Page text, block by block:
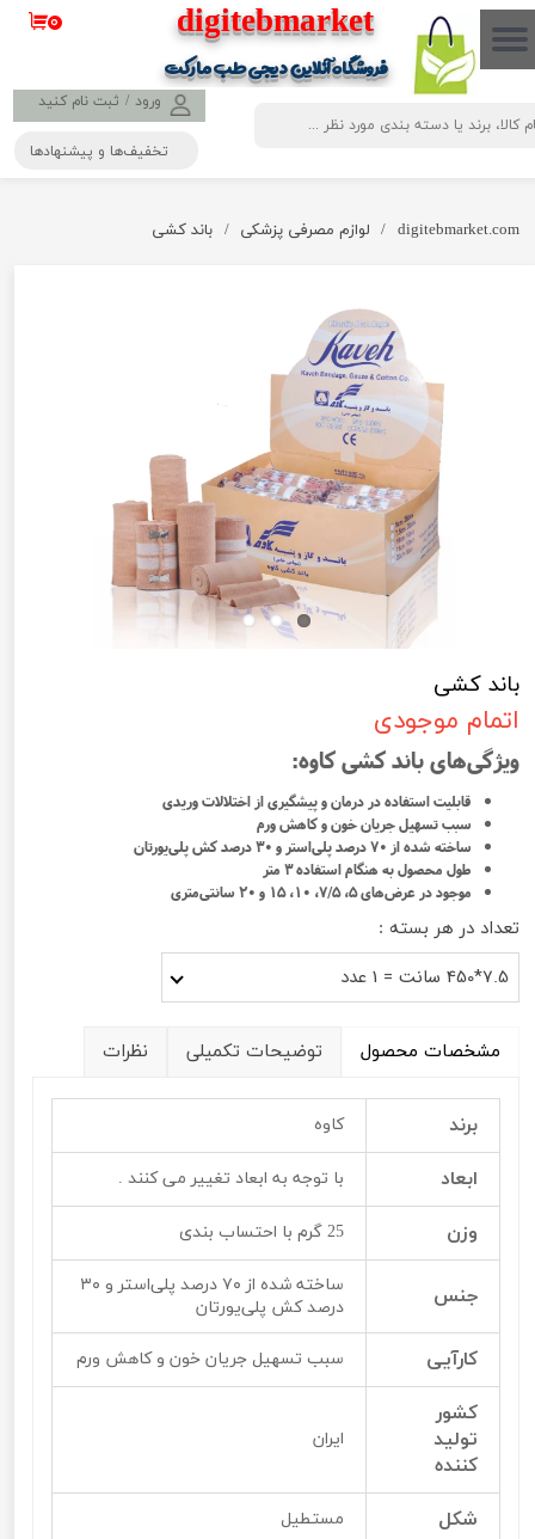
​​​​​​​​digitebmarket
فروشگاه آنلاین دیجی طب مارکت
ورود / ثبت نام کنید
حساب کاربری من
تغییر گذر واژه
۰
تخفیف‌ها و پیشنهادها
digitebmarket.com لوازم مصرفی پزشکی باند کشی
باند کشی
اتمام موجودی
ویژگی‌های باند کشی کاوه:
قابلیت استفاده در درمان و پیشگیری از اختلالات وریدی
سبب تسهیل جریان خون و کاهش ورم‌
ساخته شده از ۷۰ درصد پلی‌استر و ۳۰ درصد کش‌ پلی‌یورتان
طول محصول به هنگام استفاده ۳ متر
موجود در عرض‌های ۵، ۷/۵، ۱۰، ۱۵ و ۲۰ سانتی‌متری
تعداد در هر بسته :
7.5*450 سانت = 1 عدد
مشخصات محصول توضیحات تکمیلی نظرات
برند کاوه
ابعاد با توجه به ابعاد تغییر می کنند .
وزن 25 گرم با احتساب بندی
جنس
ساخته شده از ۷۰ درصد پلی‌استر و ۳۰
درصد کش‌ پلی‌یورتان
کارآیی سبب تسهیل جریان خون و کاهش ورم‌
کشور
تولید
کننده
ایران
شکل مستطیل